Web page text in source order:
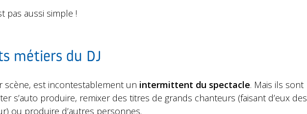
pas aussi simple !
métiers du DJ
scène, est incontestablement un intermittent du spectacle. Mais ils sont
s’auto produire, remixer des titres de grands chanteurs (faisant d’eux des
ou produire d’autres personnes.